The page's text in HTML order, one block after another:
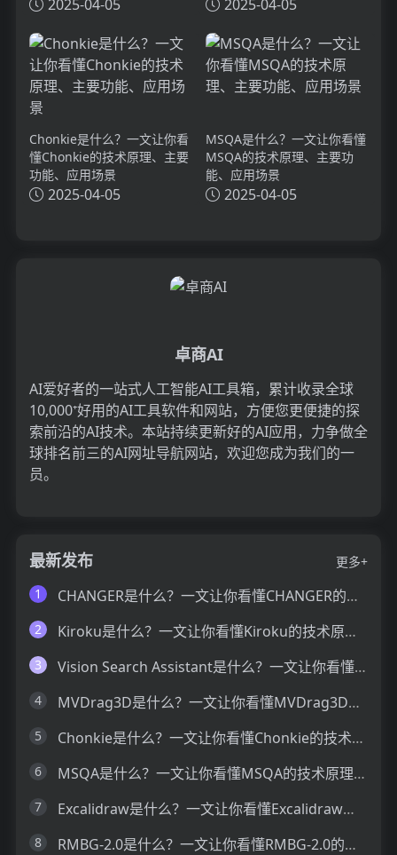
2025-04-05 2025-04-05
Chonkie是什么？一文让你看
懂Chonkie的技术原理、主要
功能、应用场景
2025-04-05
MSQA是什么？一文让你看懂
MSQA的技术原理、主要功
能、应用场景
2025-04-05
卓商AI
AI爱好者的一站式人工智能AI工具箱，累计收录全球
10,000⁺好用的AI工具软件和网站，方便您更便捷的探
索前沿的AI技术。本站持续更新好的AI应用，力争做全
球排名前三的AI网址导航网站，欢迎您成为我们的一
员。
最新发布
更多+
1
CHANGER是什么？一文让你看懂CHANGER的技术原理、主要功能、应用场景
2 Kiroku是什么？一文让你看懂Kiroku的技术原理、主要功能、应用场景
3 Vision Search Assistant是什么？一文让你看懂Vision Search Assistant的技术原理、主要功能、应用场景
4 MVDrag3D是什么？一文让你看懂MVDrag3D的技术原理、主要功能、应用场景
5 Chonkie是什么？一文让你看懂Chonkie的技术原理、主要功能、应用场景
6 MSQA是什么？一文让你看懂MSQA的技术原理、主要功能、应用场景
7 Excalidraw是什么？一文让你看懂Excalidraw的技术原理、主要功能、应用场景
8 RMBG-2.0是什么？一文让你看懂RMBG-2.0的技术原理、主要功能、应用场景